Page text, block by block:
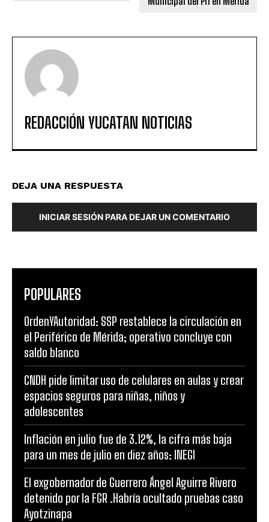
REDACCIÓN YUCATAN NOTICIAS
DEJA UNA RESPUESTA
INICIAR SESIÓN PARA DEJAR UN COMENTARIO
POPULARES
OrdenYAutoridad: SSP restablece la circulación en
el Periférico de Mérida; operativo concluye con
saldo blanco
CNDH pide limitar uso de celulares en aulas y crear
espacios seguros para niñas, niños y
adolescentes
Inflación en julio fue de 3.12%, la cifra más baja
para un mes de julio en diez años: INEGI
El exgobernador de Guerrero Ángel Aguirre Rivero
detenido por la FGR .Habría ocultado pruebas caso
Ayotzinapa